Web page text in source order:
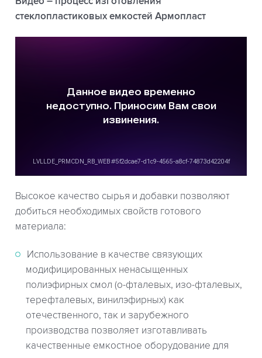
стеклопластиковых емкостей Армопласт
Высокое качество сырья и добавки позволяют
добиться необходимых свойств готового
материала:
Использование в качестве связующих
модифицированных ненасыщенных
полиэфирных смол (о-фталевых, изо-фталевых,
терефталевых, винилэфирных) как
отечественного, так и зарубежного
производства позволяет изготавливать
качественные емкостное оборудование для